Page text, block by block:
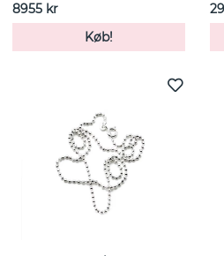
8955 kr
Køb!
Vi vil gerne
velkommen
rabat på 10%!